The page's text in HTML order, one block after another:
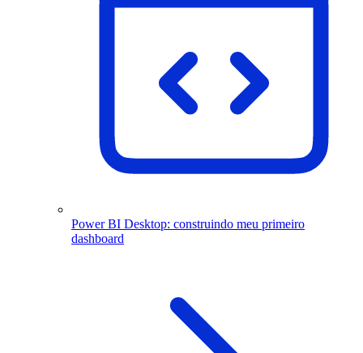
Power BI Desktop: construindo meu primeiro
dashboard